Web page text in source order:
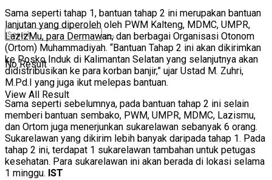
No Result
View All Result
Sama seperti tahap 1, bantuan tahap 2 ini merupakan bantuan
lanjutan yang diperoleh oleh PWM Kalteng, MDMC, UMPR,
LazizMu, para Dermawan, dan berbagai Organisasi Otonom
(Ortom) Muhammadiyah. “Bantuan Tahap 2 ini akan dikirimkan
ke Posko Induk di Kalimantan Selatan yang selanjutnya akan
didistribusikan ke para korban banjir,” ujar Ustad M. Zuhri,
M.Pd.I yang juga ikut melepas bantuan.
Sama seperti sebelumnya, pada bantuan tahap 2 ini selain
memberi bantuan sembako, PWM, UMPR, MDMC, Lazismu,
dan Ortom juga menerjunkan sukarelawan sebanyak 6 orang.
Sukarelawan yang dikirim lebih banyak daripada tahap 1. Pada
tahap 2 ini, terdapat 1 sukarelawan tambahan untuk petugas
kesehatan. Para sukarelawan ini akan berada di lokasi selama
1 minggu. IST